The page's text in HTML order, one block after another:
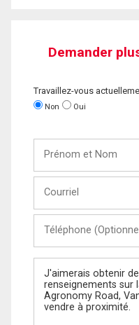
Demander
Travaillez-vous
Non Oui
Nom
(Optionnel)
Message